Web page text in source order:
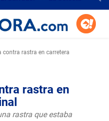
contra rastra en carretera
rastra en
rastra que estaba